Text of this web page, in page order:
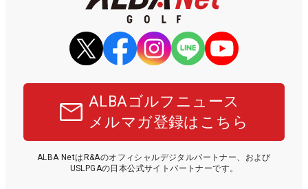
ALBAゴルフニュース
メルマガ登録はこちら
ALBA NetはR&Aのオフィシャルデジタルパートナー、および
USLPGAの日本公式サイトパートナーです。